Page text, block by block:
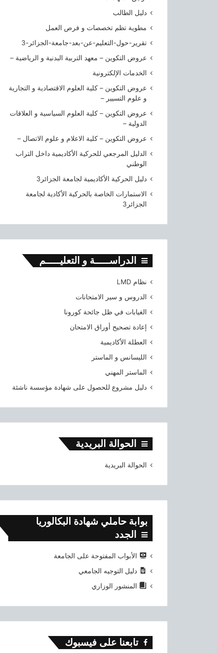
دليل الطالب
مطوية تظم تخصصات و فرص العمل
تقرير-حول-التعليم-عن-بعد-جامعة-الجزائر-3
عروض التكوين – معهد التربية البدنية و الرياضية –
الخدمات الإلكترونية
عروض التكوين – كلية العلوم الاقتصادية و التجارية
و علوم التسيير –
عروض التكوين – كلية العلوم السياسية و العلاقات
الدولية –
عروض التكوين – كلية الاعلام و علوم الاتصال –
الدليل المرجعي للحركية الأكاديمية داخل التراب
الوطني
دليل الحركية الأكاديمية لجامعة الجزائر3
الاستمارات الخاصة بالحركية الأكادية لجامعة
الجزائر3
الدراســـــة و التعليـــــم
نظام LMD
الدروس و سير الامتحانات
الغيابات في ظل جائحة كورونا
إعادة تصحيح أوراق الامتحان
العطلة الأكاديمية
الليسانس و الماستر
الماستر المهني
دليل مشروع للحصول على شهادة مؤسسة ناشئة
الحوالة البريدية
الحوالة البريدية
بوابة حاملي شهادة البكالوريا
الجدد
الأبواب المفتوحة على الجامعة
دليل التوجيه الجامعي
المنشور الوزاري
تابعنا على فيسبوك